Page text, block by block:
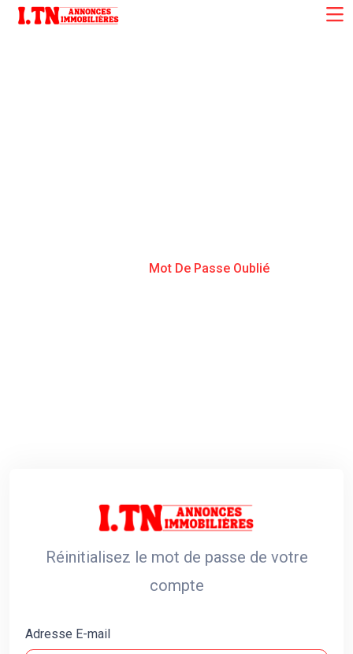
Mot De Passe Oublié
Réinitialisez le mot de passe de votre
compte
Adresse E-mail